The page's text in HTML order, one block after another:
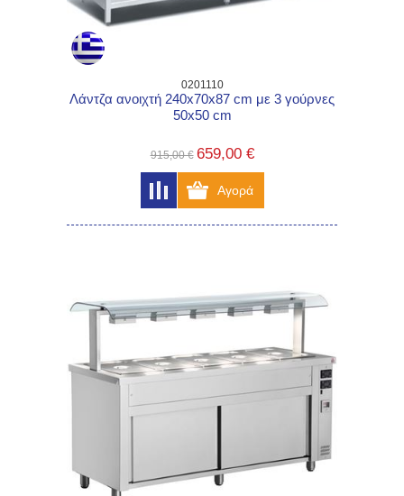
0201110
Λάντζα ανοιχτή 240x70x87 cm με 3 γούρνες
50x50 cm
915,00 € 659,00 €